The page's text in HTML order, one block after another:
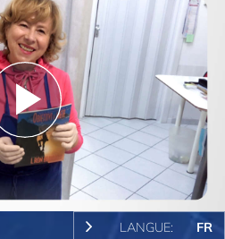
Play
Video
LANGUE: FR